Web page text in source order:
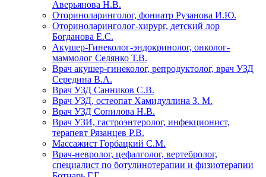
Аверьянова Н.В.
Оториноларинголог, фониатр Рузанова И.Ю.
Оториноларинголог-хирург, детский лор
Богданова Е.С.
Акушер-Гинеколог-эндокринолог, онколог-
маммолог Селянко Т.В.
Врач акушер-гинеколог, репродуктолог, врач УЗД
Середина В.А.
Врач УЗД Санников С.В.
Врач УЗД, остеопат Хамидуллина З. М.
Врач УЗД Сопилова Н.В.
Врач УЗИ, гастроэнтеролог, инфекционист,
терапевт Рязанцев Р.В.
Массажист Горбацкий С.М.
Врач-невролог, цефалголог, вертебролог,
специалист по ботулинотерапии и физиотерапии